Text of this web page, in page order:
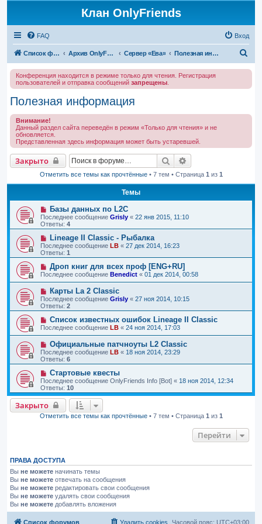
Клан OnlyFriends
FAQ Вход
Список форумов Архив OnlyFriends Сервер «Ева» Полезная информация
Конференция находится в режиме только для чтения. Регистрация
пользователей и отправка сообщений запрещены
Полезная информация
Внимание!
Данный раздел сайта переведён в режим «Только для чтения» и не
обновляется.
Представленная здесь информация может быть устаревшей.
Закрыто Поиск
Отметить все темы как прочтённые• 7 тем • Страница 1 из 1
Темы
Базы данных по L2C
Последнее сообщение Grisly « 22 янв 2015, 11:10
Ответы: 4
Lineage II Classic - Рыбалка
Последнее сообщение LB « 27 дек 2014, 16:23
Ответы: 1
Дроп книг для всех проф [ENG+RU]
Последнее сообщение Benedict « 01 дек 2014, 00:58
Карты La 2 Classic
Последнее сообщение Grisly « 27 ноя 2014, 10:15
Ответы: 2
Список известных ошибок Lineage II Classic
Последнее сообщение LB « 24 ноя 2014, 17:03
Официальные патчноуты L2 Classic
Последнее сообщение LB « 18 ноя 2014, 23:29
Ответы: 6
Стартовые квесты
Последнее сообщение OnlyFriends Info [Bot] « 18 ноя 2014, 12:34
Ответы: 10
Закрыто
Отметить все темы как прочтённые• 7 тем • Страница 1 из 1
Перейти
ПРАВА ДОСТУПА
Вы не можете начинать темы
Вы не можете отвечать на сообщения
Вы не можете редактировать свои сообщения
Вы не можете удалять свои сообщения
Вы не можете добавлять вложения
Список форумов Часовой пояс: UTC+03:00
Удалить cookies